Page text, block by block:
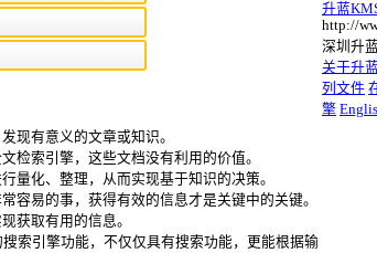
现有意义的文章或知识。
检索引擎，这些文档没有利用的价值。
量化、整理，从而实现基于知识的决策。
容易的事，获得有效的信息才是关键中的关键。
获取有用的信息。
索引擎功能，不仅仅具有搜索功能，更能根据输
升蓝
http://
深圳升
关于升
列文件
擎